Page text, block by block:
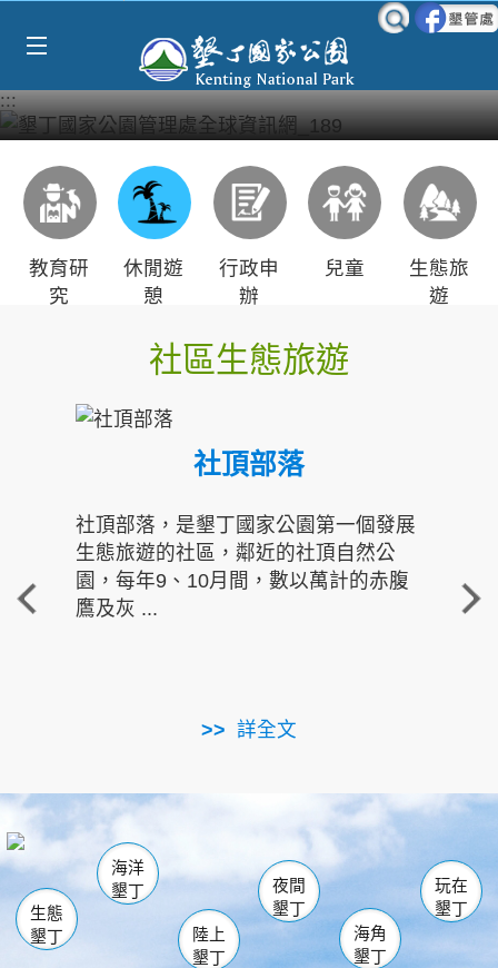
:::
教育研
究
休閒遊
憩
行政申
辦
兒童
生態旅
遊
社區生態旅遊
社頂部落
社頂部落，是墾丁國家公園第一個發展
生態旅遊的社區，鄰近的社頂自然公
園，每年9、10月間，數以萬計的赤腹
鷹及灰 ...
詳全文
重
走進
南仁湖
海生館
恆春 佳樂水
龍鑾潭自然中心 森林遊樂區
瓊麻館
關山 墾管處遊客中心
社頂公園 風吹沙
船帆石
白砂 龍磐公園
香蕉灣
砂島
鵝鑾鼻
生態
墾丁
海洋
墾丁
陸上
墾丁
夜間
墾丁
海角
墾丁
玩在
墾丁